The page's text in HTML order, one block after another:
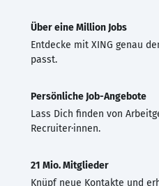
Über eine Million Jobs
Entdecke mit XING genau
passt.
Persönliche Job-Angebote
Lass Dich finden von
Recruiter·innen.
21 Mio. Mitglieder
Knüpf neue Kontakte und